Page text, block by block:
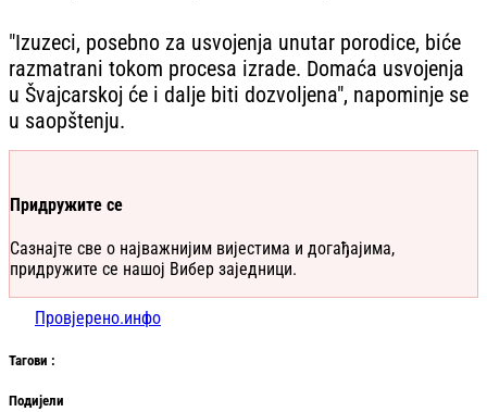
"Izuzeci, posebno za usvojenja unutar porodice, biće
razmatrani tokom procesa izrade. Domaća usvojenja
u Švajcarskoj će i dalje biti dozvoljena", napominje se
u saopštenju.
Придружите се
Сазнајте све о најважнијим вијестима и догађајима,
придружите се нашој Вибер заједници.
Провјерено.инфо
Тагови :
Подијели